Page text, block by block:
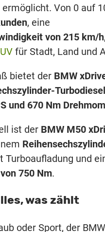
ermöglicht. Von 0 auf
, eine
von 215 km/h
für Stadt, Land und
bietet der BMW
Turbodiesel
und 670 Nm
ist der BMW M50
Turboaufladung und
750 Nm.
was zählt
oder Sport, der